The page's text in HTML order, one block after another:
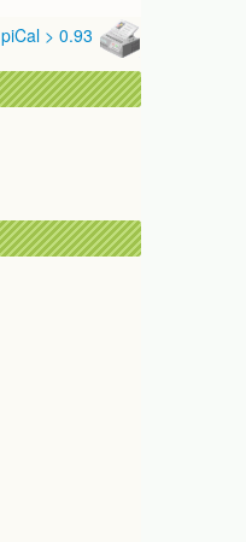
piCal > 0.93